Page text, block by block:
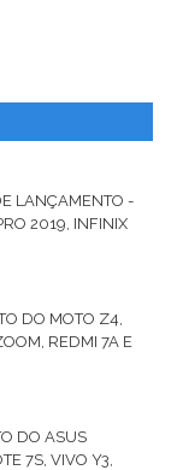
LANÇAMENTO -
2019, INFINIX
DO MOTO Z4,
REDMI 7A E
DO ASUS
7S, VIVO Y3,